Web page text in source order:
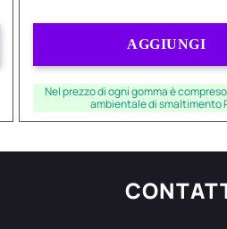
AGGIUNGI
Nel prezzo di ogni gomma è
ambientale di smaltimento